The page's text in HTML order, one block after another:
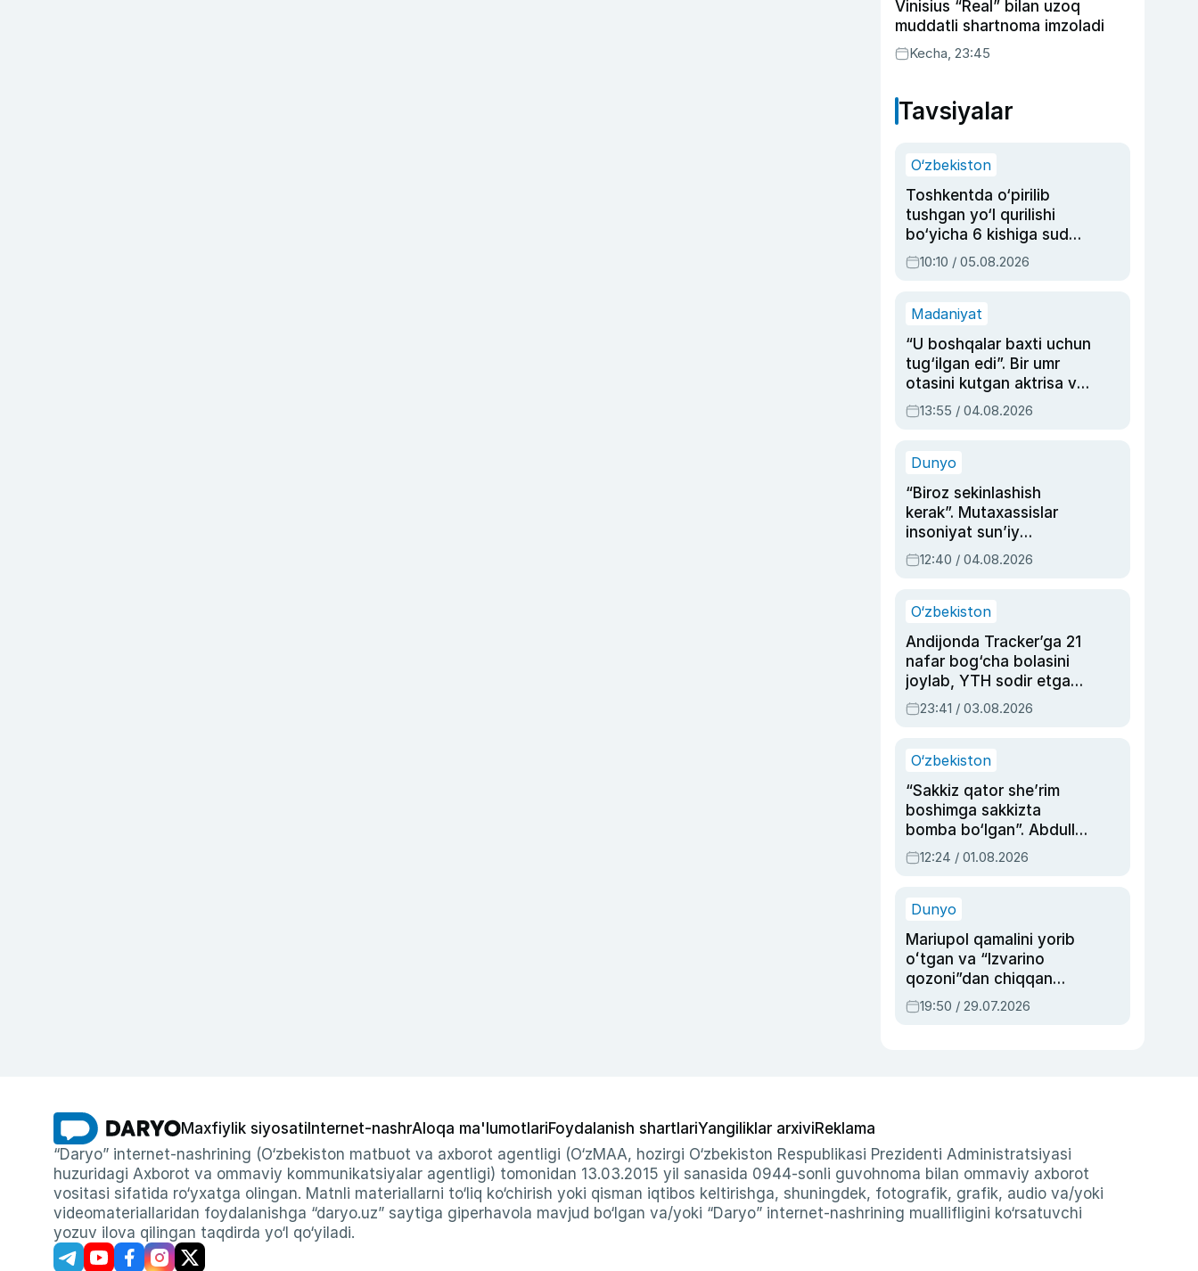
Vinisius “Real” bilan uzoq
muddatli shartnoma imzoladi
Kecha, 23:45
Tavsiyalar
O‘zbekiston
Toshkentda o‘pirilib
tushgan yo‘l qurilishi
bo‘yicha 6 kishiga sud
hukmi o‘qildi
10:10 / 05.08.2026
Madaniyat
“U boshqalar baxti uchun
tug‘ilgan edi”. Bir umr
otasini kutgan aktrisa va
dublyaj ustasi Rimma
Ahmedovaning
13:55 / 04.08.2026
Dunyo
“Biroz sekinlashish
kerak”. Mutaxassislar
insoniyat sun’iy
intellektni boshqara
olmay qolishidan xavotir
12:40 / 04.08.2026
O‘zbekiston
Andijonda Tracker’ga 21
nafar bog‘cha bolasini
joylab, YTH sodir etgan
ayolga sud hukmi o‘qildi
23:41 / 03.08.2026
O‘zbekiston
“Sakkiz qator she’rim
boshimga sakkizta
bomba bo‘lgan”. Abdulla
Oripovni siyosiy
ayblovlardan asrab
12:24 / 01.08.2026
Dunyo
Mariupol qamalini yorib
oʻtgan va “Izvarino
qozoni”dan chiqqan
qahramon — Ukraina
armiyasi bosh
19:50 / 29.07.2026
Maxfiylik siyosati Internet-nashrAloqa ma'lumotlariFoydalanish shartlariYangiliklar arxiviReklama
“Daryo” internet-nashrining (O‘zbekiston matbuot va axborot agentligi (O‘zMAA, hozirgi O‘zbekiston Respublikasi Prezidenti Administratsiyasi
huzuridagi Axborot va ommaviy kommunikatsiyalar agentligi) tomonidan 13.03.2015 yil sanasida 0944-sonli guvohnoma bilan ommaviy axborot
vositasi sifatida ro‘yxatga olingan. Matnli materiallarni to‘liq ko‘chirish yoki qisman iqtibos keltirishga, shuningdek, fotografik, grafik, audio va/yoki
videomateriallaridan foydalanishga “daryo.uz” saytiga giperhavola mavjud bo‘lgan va/yoki “Daryo” internet-nashrining muallifligini ko‘rsatuvchi
yozuv ilova qilingan taqdirda yo‘l qo‘yiladi.